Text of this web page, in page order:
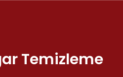
Temizleme